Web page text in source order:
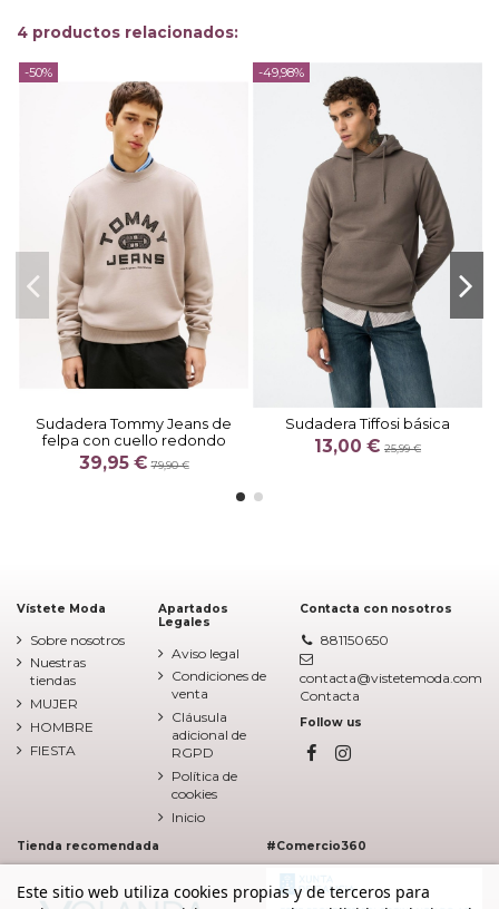
4 productos relacionados:
-50%
Sudadera Tommy Jeans de
felpa con cuello redondo
39,95 €79,90 €
-49,98%
Sudadera Tiffosi básica
13,00 € 25,99 €
Vístete Moda
Sobre nosotros
Nuestras
tiendas
MUJER
HOMBRE
FIESTA
Apartados
Legales
Aviso legal
Condiciones de
venta
Cláusula
adicional de
RGPD
Política de
cookies
Inicio
Contacta con nosotros
881150650
contacta@vistetemoda.com
Contacta
Follow us
Este sitio web utiliza cookies propias y de terceros para
Tienda recomendada #Comercio360